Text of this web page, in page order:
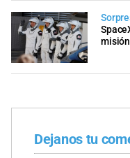
Dejanos tu